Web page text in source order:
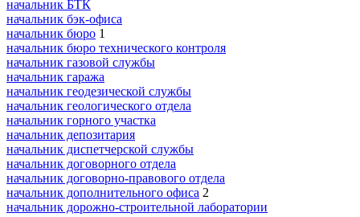
начальник БТК
начальник бэк-офиса
начальник бюро 1
начальник бюро технического контроля
начальник газовой службы
начальник гаража
начальник геодезической службы
начальник геологического отдела
начальник горного участка
начальник депозитария
начальник диспетчерской службы
начальник договорного отдела
начальник договорно-правового отдела
начальник дополнительного офиса 2
начальник дорожно-строительной лаборатории